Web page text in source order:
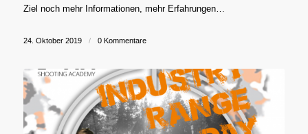
Ziel noch mehr Informationen, mehr Erfahrungen…
24. Oktober 2019 / 0 Kommentare